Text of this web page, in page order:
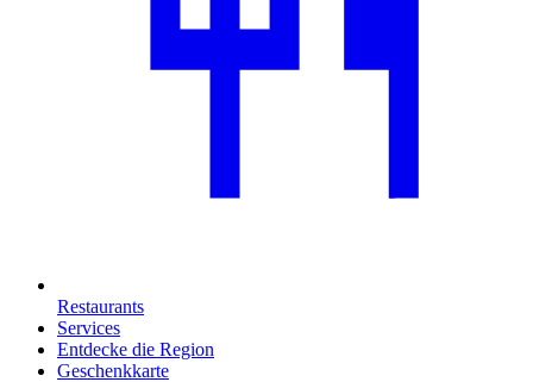
Restaurants
Services
Entdecke die Region
Geschenkkarte